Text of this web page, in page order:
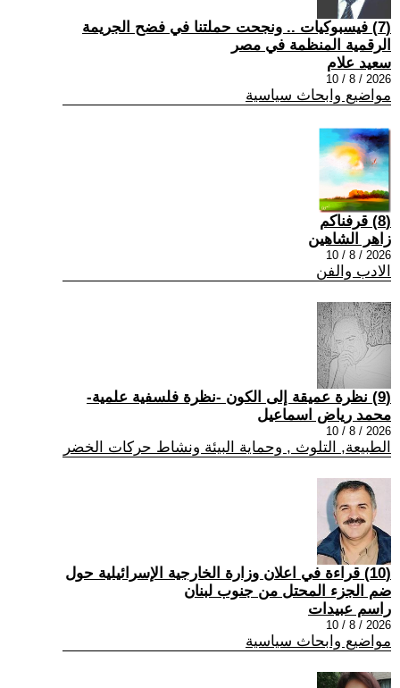
(7) فيسبوكيات .. ونجحت حملتنا في فضح الجريمة
الرقمية المنظمة في مصر
سعيد علام
2026 / 8 / 10
مواضيع وابحاث سياسية
(8) قرفناكم
زاهر الشاهين
2026 / 8 / 10
الادب والفن
(9) نظرة عميقة إلى الكون -نظرة فلسفية علمية-
محمد رياض اسماعيل
2026 / 8 / 10
الطبيعة, التلوث , وحماية البيئة ونشاط حركات الخضر
(10) قراءة في اعلان وزارة الخارجية الإسرائيلية حول
ضم الجزء المحتل من جنوب لبنان
راسم عبيدات
2026 / 8 / 10
مواضيع وابحاث سياسية